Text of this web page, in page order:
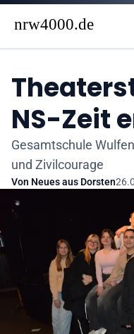
NS-Zeit
Gesamtschule
und Zivilcourage
Von Neues aus Dorsten